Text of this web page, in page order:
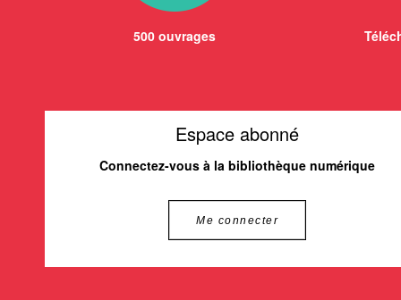
500 ouvrages
Espace abonné
Connectez-vous à la bibliothèque numérique
Me connecter